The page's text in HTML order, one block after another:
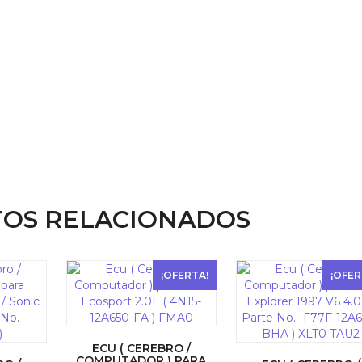
RELACIONADOS
¡OFERTA!
ECU ( CEREBRO /